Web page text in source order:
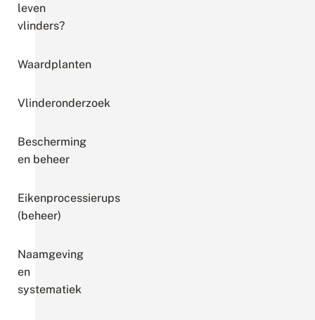
leven
vlinders?
Waardplanten
Vlinderonderzoek
Bescherming
en beheer
Eikenprocessierups
(beheer)
Naamgeving
en
systematiek